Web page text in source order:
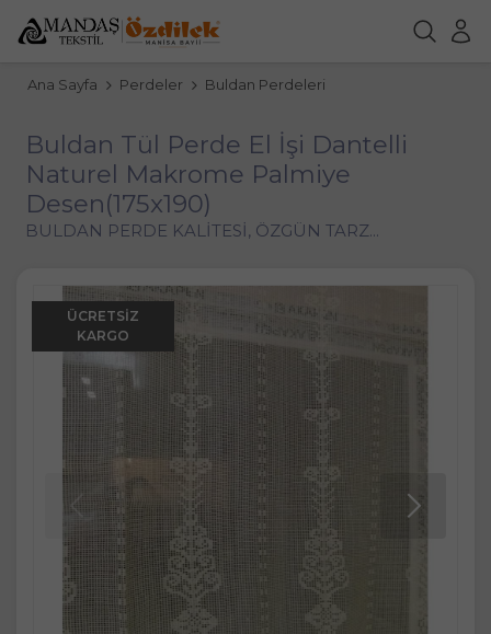
Ana Sayfa Perdeler Buldan Perdeleri
Buldan Tül Perde El İşi Dantelli
Naturel Makrome Palmiye
Desen(175x190)
BULDAN PERDE KALİTESİ, ÖZGÜN TARZ...
ÜCRETSIZ
KARGO